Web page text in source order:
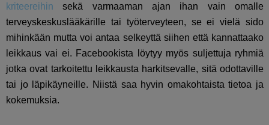
kriteereihin sekä varmaaman ajan ihan vain omalle
terveyskeskuslääkärille tai työterveyteen, se ei vielä sido
mihinkään mutta voi antaa selkeyttä siihen että kannattaako
leikkaus vai ei. Facebookista löytyy myös suljettuja ryhmiä
jotka ovat tarkoitettu leikkausta harkitsevalle, sitä odottaville
tai jo läpikäyneille. Niistä saa hyvin omakohtaista tietoa ja
kokemuksia.